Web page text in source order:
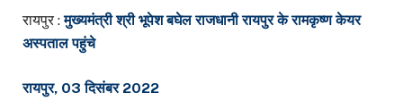
रायपुर :मुख्यमंत्री श्री भूपेश बघेल राजधानी रायपुर के रामकृष्ण केयर
अस्पताल पहुंचे
रायपुर, 03 दिसंबर 2022